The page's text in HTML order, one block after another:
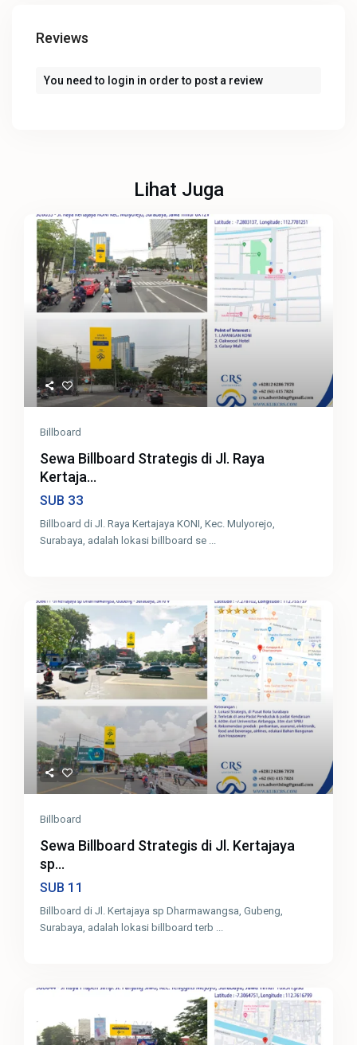
Reviews
You need to login in order to post a review
Lihat Juga
Billboard
Sewa Billboard Strategis di Jl. Raya
Kertaja...
SUB 33
Billboard di Jl. Raya Kertajaya KONI, Kec. Mulyorejo,
Surabaya, adalah lokasi billboard se ...
Billboard
Sewa Billboard Strategis di Jl. Kertajaya
sp...
SUB 11
Billboard di Jl. Kertajaya sp Dharmawangsa, Gubeng,
Surabaya, adalah lokasi billboard terb